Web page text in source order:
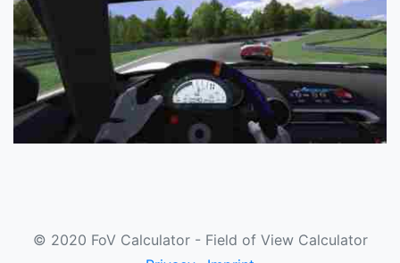
© 2020 FoV Calculator - Field of View Calculator